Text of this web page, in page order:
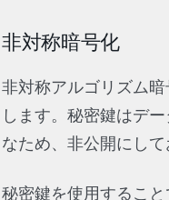
非対称暗号化
非対称アルゴリズム
します。秘密鍵はデ
なため、非公開にして
秘密鍵を使用するこ